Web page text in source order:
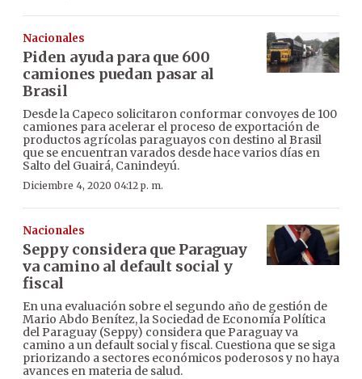
Nacionales
Piden ayuda para que 600
camiones puedan pasar al
Brasil
Desde la Capeco solicitaron conformar convoyes de 100
camiones para acelerar el proceso de exportación de
productos agrícolas paraguayos con destino al Brasil
que se encuentran varados desde hace varios días en
Salto del Guairá, Canindeyú.
Diciembre 4, 2020 04:12 p. m.
Nacionales
Seppy considera que Paraguay
va camino al default social y
fiscal
En una evaluación sobre el segundo año de gestión de
Mario Abdo Benítez, la Sociedad de Economía Política
del Paraguay (Seppy) considera que Paraguay va
camino a un default social y fiscal. Cuestiona que se siga
priorizando a sectores económicos poderosos y no haya
avances en materia de salud.